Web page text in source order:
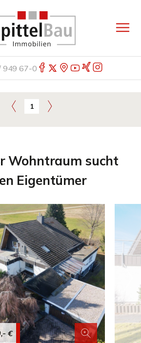
949 67-0
1
Wohntraum sucht
Eigentümer
€